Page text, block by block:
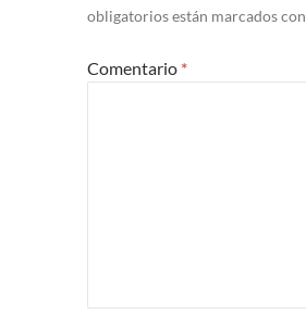
obligatorios están marcados con
Comentario *